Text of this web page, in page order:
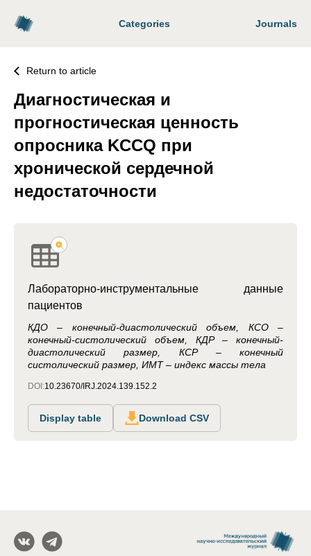
Categories Journals
Return to article
Диагностическая и
прогностическая ценность
опросника KCCQ при
хронической сердечной
недостаточности
Лабораторно-инструментальные данные
пациентов
КДО – конечный-диастолический объем, КСО –
конечный-систолический объем, КДР – конечный-
диастолический размер, КСР – конечный
систолический размер, ИМТ – индекс массы тела
DOI:10.23670/IRJ.2024.139.152.2
Display table Download CSV